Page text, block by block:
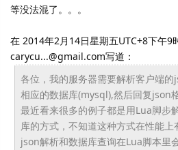
等没法混了。。。
在 2014年2月14日星期五UTC+8下午9
carycu...@gmail.com写道：
各位，我的服务器需要解析客户端
相应的数据库(mysql),然后回复json
最近看来很多的例子都是用Lua脚步
库的方式，不知道这种方式在性能上
json解析和数据库查询在Lua脚本里